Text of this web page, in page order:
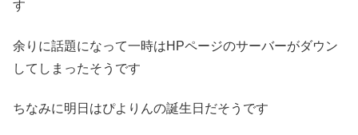
す
余りに話題になって一時はHPページのサーバーがダウン
してしまったそうです
ちなみに明日はぴよりんの誕生日だそうです